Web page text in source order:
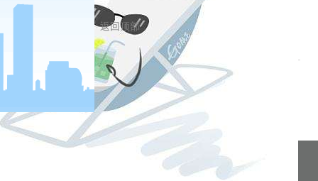
为什么提示登录不合法？
账号与密码不相匹配，请确认账号及密码输入是否正确。
相关新闻
分享到
pa凯发真人网娱乐的友情链接： | | |
|
返回顶部